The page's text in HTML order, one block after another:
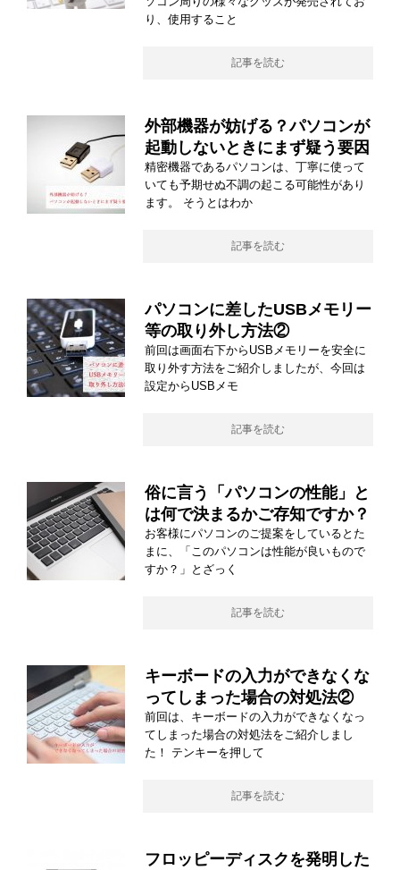
り、使用すること
記事を読む
外部機器が妨げる？パソコンが
起動しないときにまず疑う要因
精密機器であるパソコンは、丁寧に使って
いても予期せぬ不調の起こる可能性があり
ます。 そうとはわか
記事を読む
パソコンに差したUSBメモリー
等の取り外し方法②
前回は画面右下からUSBメモリーを安全に
取り外す方法をご紹介しましたが、今回は
設定からUSBメモ
記事を読む
俗に言う「パソコンの性能」と
は何で決まるかご存知ですか？
お客様にパソコンのご提案をしているとた
まに、「このパソコンは性能が良いもので
すか？」とざっく
記事を読む
キーボードの入力ができなくな
ってしまった場合の対処法②
前回は、キーボードの入力ができなくなっ
てしまった場合の対処法をご紹介しまし
た！ テンキーを押して
記事を読む
フロッピーディスクを発明した